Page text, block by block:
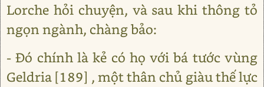
Lorche hỏi chuyện, và sau khi thông tỏ
ngọn ngành, chàng bảo:
- Đó chính là kẻ có họ với bá tước vùng
Geldria [189] , một thân chủ giàu thế lực